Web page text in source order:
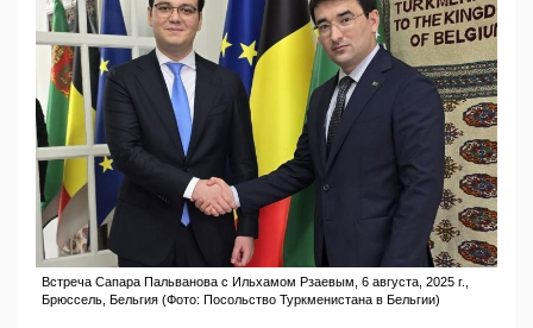
Встреча Сапара Пальванова с Ильхамом Рзаевым, 6 августа, 2025 г.,
Брюссель, Бельгия (Фото: Посольство Туркменистана в Бельгии)